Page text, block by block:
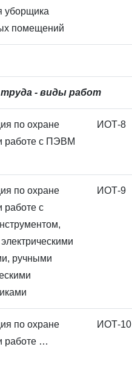
уборщика
помещений
- виды работ
по охране
работе с ПЭВМ
ИОТ-8
по охране
работе с
ручными
ИОТ-9
по охране
работе …
ИОТ-10